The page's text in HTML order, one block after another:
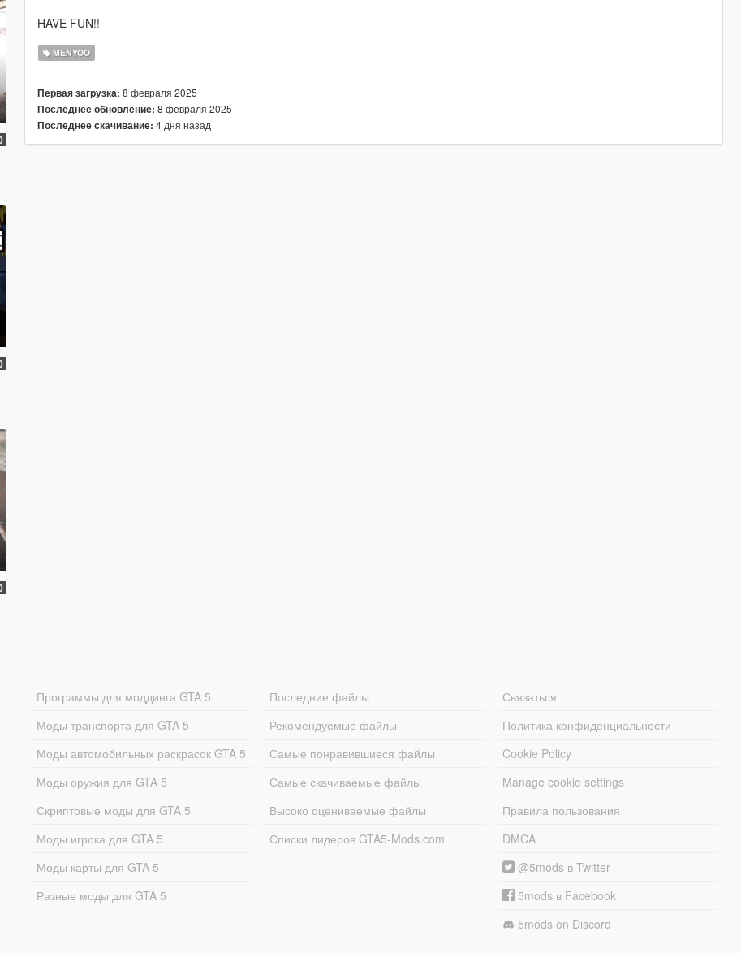
HAVE FUN!!
MENYOO
Первая загрузка: 8 февраля 2025
Последнее обновление: 8 февраля 2025
Последнее скачивание: 4 дня назад
Программы для моддинга GTA 5
Моды транспорта для GTA 5
Моды автомобильных раскрасок GTA 5
Моды оружия для GTA 5
Скриптовые моды для GTA 5
Моды игрока для GTA 5
Моды карты для GTA 5
Разные моды для GTA 5
Последние файлы
Рекомендуемые файлы
Самые понравившиеся файлы
Самые скачиваемые файлы
Высоко оцениваемые файлы
Списки лидеров GTA5-Mods.com
Связаться
Политика конфиденциальности
Cookie Policy
Manage cookie settings
Правила пользования
DMCA
@5mods в Twitter
5mods в Facebook
5mods on Discord